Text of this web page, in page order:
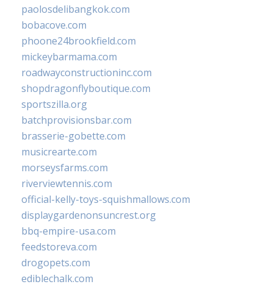
paolosdelibangkok.com
bobacove.com
phoone24brookfield.com
mickeybarmama.com
roadwayconstructioninc.com
shopdragonflyboutique.com
sportszilla.org
batchprovisionsbar.com
brasserie-gobette.com
musicrearte.com
morseysfarms.com
riverviewtennis.com
official-kelly-toys-squishmallows.com
displaygardenonsuncrest.org
bbq-empire-usa.com
feedstoreva.com
drogopets.com
ediblechalk.com